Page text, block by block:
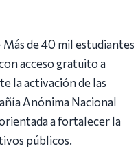
de 40 mil estudiantes
acceso gratuito a
la activación de las
Anónima Nacional
a fortalecer la
públicos.